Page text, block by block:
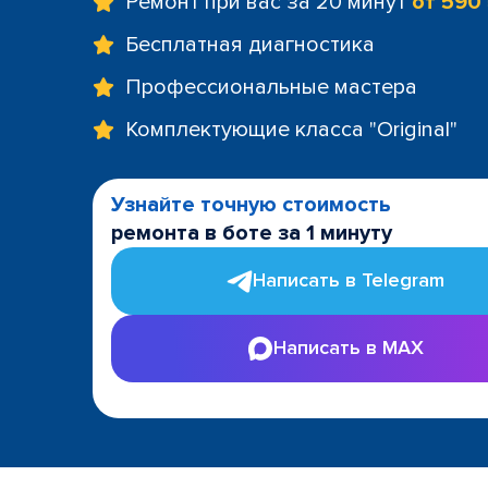
Бесплатная диагностика
Профессиональные мастера
Комплектующие класса "Original"
Узнайте точную стоимость
ремонта в боте за 1 минуту
Написать в Telegram
Написать в MAX